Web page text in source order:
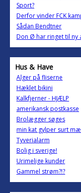
Sport?
Derfor vinder FCK
Sådan Bendtner
Don Ø har ringet til
Hus & Have
Alger på fliserne
Hæklet bikini
Kalkfjerner - HJÆLP
amerikansk postkasse
Brolægger søges
min kat gylper surt
Tyverialarm
Bolig i sverige!
Urimelige kunder
Gammel strøm?!?